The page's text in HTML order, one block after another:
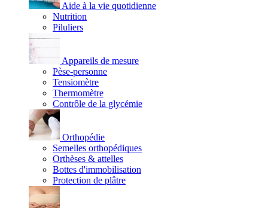
Aide à la vie quotidienne
Nutrition
Piluliers
Appareils de mesure
Pèse-personne
Tensiomètre
Thermomètre
Contrôle de la glycémie
Orthopédie
Semelles orthopédiques
Orthèses & attelles
Bottes d'immobilisation
Protection de plâtre